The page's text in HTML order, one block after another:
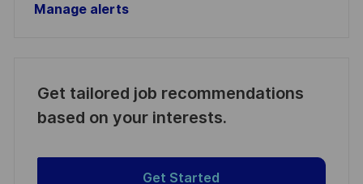
Manage alerts
Get tailored job recommendations
based on your interests.
Get Started